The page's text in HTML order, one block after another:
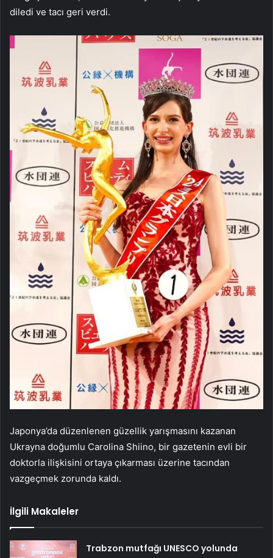
diledi ve tacı geri verdi.
Japonya’da düzenlenen güzellik yarışmasını kazanan
Ukrayna doğumlu Carolina Shiino, bir gazetenin evli bir
doktorla ilişkisini ortaya çıkarması üzerine tacından
vazgeçmek zorunda kaldı.
İlgili Makaleler
Trabzon mutfağı UNESCO yolunda